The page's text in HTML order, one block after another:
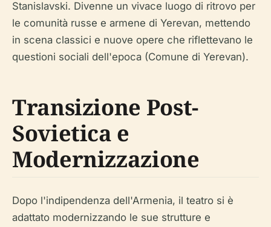
Stanislavski. Divenne un vivace luogo di ritrovo per
le comunità russe e armene di Yerevan, mettendo
in scena classici e nuove opere che riflettevano le
questioni sociali dell'epoca (Comune di Yerevan).
Transizione Post-
Sovietica e
Modernizzazione
Dopo l'indipendenza dell'Armenia, il teatro si è
adattato modernizzando le sue strutture e